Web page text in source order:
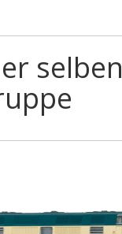
selben